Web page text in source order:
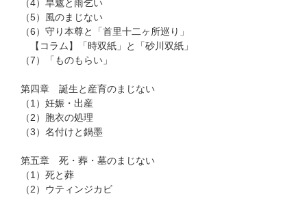
（4）旱魃と雨乞い
（5）風のまじない
（6）守り本尊と「首里十二ヶ所巡り」
【コラム】「時双紙」と「砂川双紙」
（7）「ものもらい」
第四章 誕生と産育のまじない
（1）妊娠・出産
（2）胞衣の処理
（3）名付けと鍋墨
第五章 死・葬・墓のまじない
（1）死と葬
（2）ウティンジカビ